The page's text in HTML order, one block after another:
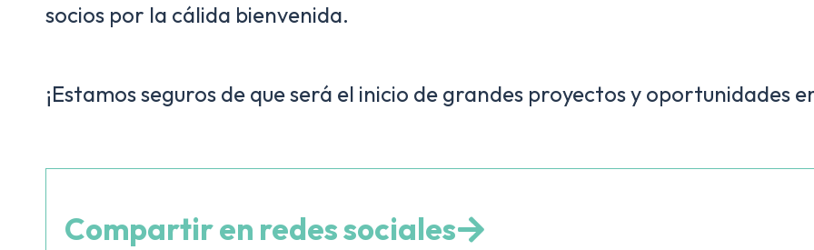
socios por la cálida bienvenida.
¡Estamos seguros de que será el inicio de grandes proyectos y oportunidades
Compartir en redes sociales